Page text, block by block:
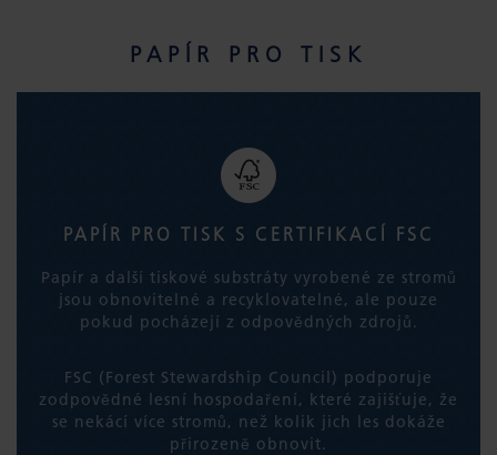
PAPÍR PRO TISK
PAPÍR PRO TISK S CERTIFIKACÍ FSC
Papír a další tiskové substráty vyrobené ze stromů
jsou obnovitelné a recyklovatelné, ale pouze
pokud pocházejí z odpovědných zdrojů.
FSC (Forest Stewardship Council) podporuje
zodpovědné lesní hospodaření, které zajišťuje, že
se nekácí více stromů, než kolik jich les dokáže
přirozeně obnovit.